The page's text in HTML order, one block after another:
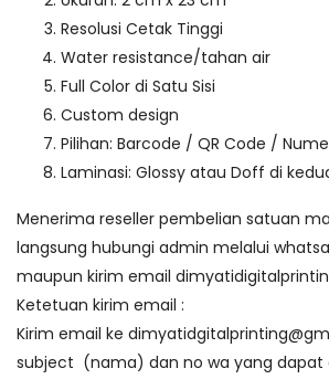
Resolusi Cetak Tinggi
Water resistance/tahan air
Full Color di Satu Sisi
Custom design
Pilihan: Barcode / QR Code /
Laminasi: Glossy atau Doff di
Menerima reseller pembelian satuan
langsung hubungi admin melalui
maupun kirim email
Ketetuan kirim email :
Kirim email ke
subject (nama) dan no wa yang dapat